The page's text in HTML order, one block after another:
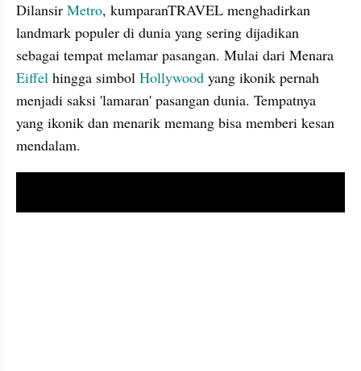
Dilansir Metro, kumparanTRAVEL menghadirkan
landmark populer di dunia yang sering dijadikan
Eiffel hingga simbol Hollywood yang ikonik pernah
menjadi saksi 'lamaran' pasangan dunia. Tempatnya
yang ikonik dan menarik memang bisa memberi kesan
mendalam.